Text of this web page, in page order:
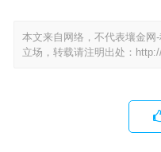
本文来自网络，不代表壤金网
立场，转载请注明出处：